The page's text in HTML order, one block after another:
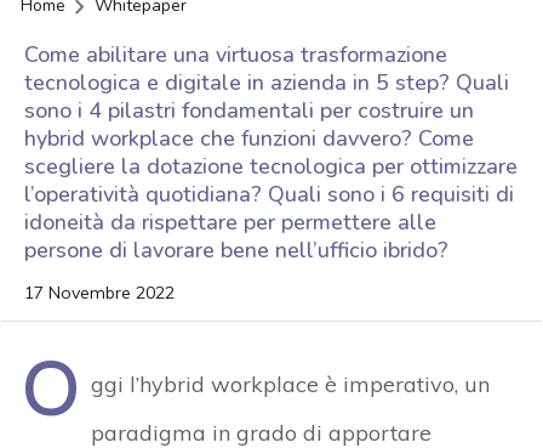
Home Whitepaper
Come abilitare una virtuosa trasformazione
tecnologica e digitale in azienda in 5 step? Quali
sono i 4 pilastri fondamentali per costruire un
hybrid workplace che funzioni davvero? Come
scegliere la dotazione tecnologica per ottimizzare
l’operatività quotidiana? Quali sono i 6 requisiti di
idoneità da rispettare per permettere alle
persone di lavorare bene nell’ufficio ibrido?
17 Novembre 2022
O ggi l’hybrid workplace è imperativo, un
paradigma in grado di apportare